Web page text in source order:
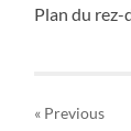
Plan du rez-
« Previous